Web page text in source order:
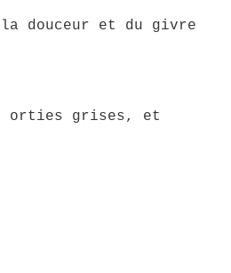
douceur et du givre
orties grises, et